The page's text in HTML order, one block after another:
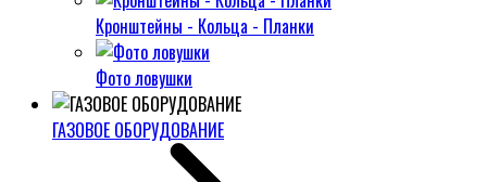
Кронштейны - Кольца - Планки
Фото ловушки
ГАЗОВОЕ ОБОРУДОВАНИЕ